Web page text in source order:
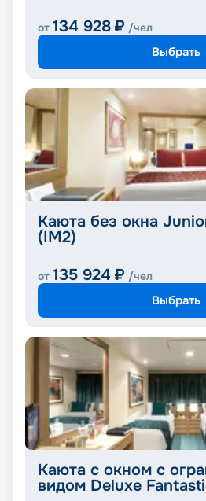
от 134 928 ₽ /чел
Выбрать
Каюта без окна
(IM2)
от 135 924 ₽ /чел
Выбрать
Каюта с окном с
видом Deluxe